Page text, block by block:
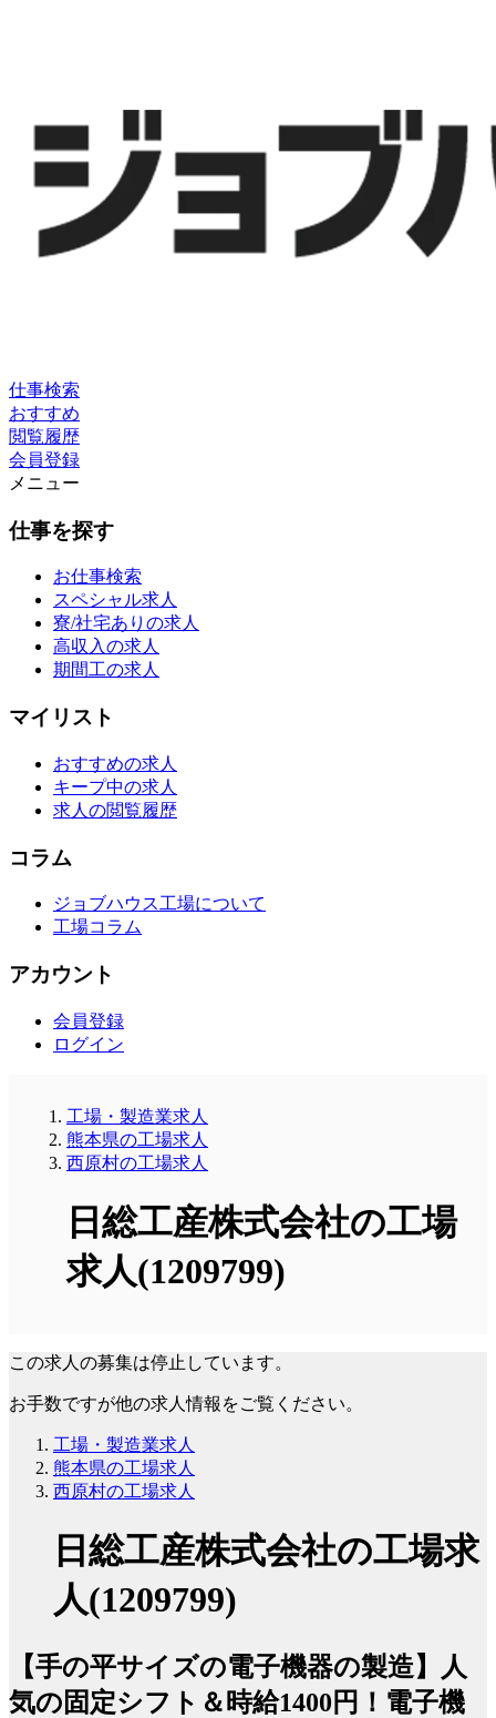
仕事検索
おすすめ
閲覧履歴
会員登録
メニュー
仕事を探す
お仕事検索
スペシャル求人
寮/社宅ありの求人
高収入の求人
期間工の求人
マイリスト
おすすめの求人
キープ中の求人
求人の閲覧履歴
コラム
ジョブハウス工場について
工場コラム
アカウント
会員登録
ログイン
工場・製造業求人
熊本県の工場求人
西原村の工場求人
日総工産株式会社の工場
求人(1209799)
この求人の募集は停止しています。
お手数ですが他の求人情報をご覧ください。
工場・製造業求人
熊本県の工場求人
西原村の工場求人
日総工産株式会社の工場求
人(1209799)
【手の平サイズの電子機器の製造】人
気の固定シフト＆時給1400円！電子機